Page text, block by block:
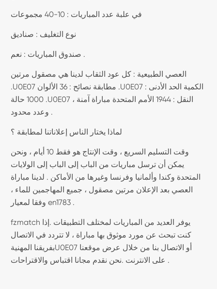
في علبة عدد المباريات : 10-40 مجموعات
نوع التغليف : صناديق
صندوق المباريات : نعم .
العصي الطبيعية : كل عود الثقاب لدينا هي مصقول مرتين
.U0E07 مطابقة نصائح : 36 الألوان .U0E07 الكمية الحد الأدنى :
1000 حالة .U0E07 النقل : 1944 الأمم المتحدة مباراة آمنة ،
وعدد محدود .
لماذا يختار الناس إعلاناتنا لمطابقة ؟
وقت التسليم السريع ، وقت الإنتاج هو فقط 10 أيام ، ونحن
يمكن أن ترسل مباريات من الباب إلى الباب إلى الولايات
المتحدة وكندا وألمانيا وفرنسا وغيرها من الأماكن . لدينا مباراة
العصي بعد الإعلان مرتين مصقول ، جميع المهاجمين للماء ،
وفقا لمعيار en1783 .
fzmatch يوفر العديد من المباريات لمختلف التطبيقات .إذا
كنت تبحث عن مورد موثوق بها مباراة ، لا تتردد في الاتصال
بفريقنا المهنيةU0E07 أو الاتصال بنا من خلال عرض موقعنا
على الانترنت .نحن نقدم مجانا اقتباس والاقتراحات .